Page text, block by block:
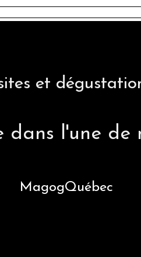
et
dans l'une de
MagogQuébec